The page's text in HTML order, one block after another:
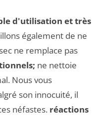
d'utilisation et très
également de ne
ne remplace pas
ne nettoie
Nous vous
son innocuité, il
néfastes. réactions